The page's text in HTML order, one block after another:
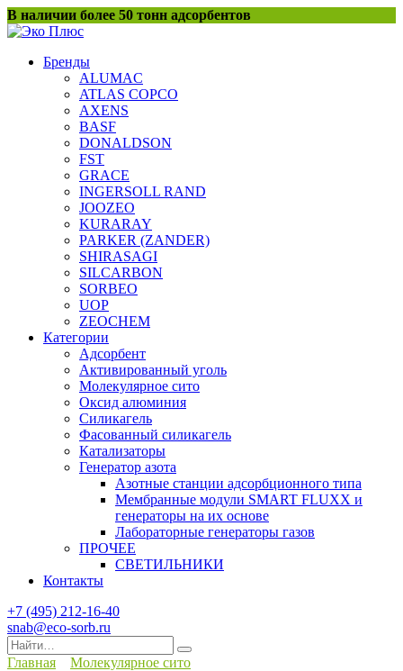
Перейти
к
В наличии более 50 тонн адсорбентов
Бренды
ALUMAC
ATLAS COPCO
AXENS
BASF
DONALDSON
FST
GRACE
INGERSOLL RAND
JOOZEO
KURARAY
PARKER (ZANDER)
SHIRASAGI
SILCARBON
SORBEO
UOP
ZEOCHEM
Категории
Адсорбент
Активированный уголь
Молекулярное сито
Оксид алюминия
Силикагель
Фасованный силикагель
Катализаторы
Генератор азота
Азотные станции адсорбционного типа
Мембранные модули SMART FLUXX и
генераторы на их основе
Лабораторные генераторы газов
ПРОЧЕЕ
СВЕТИЛЬНИКИ
Контакты
+7 (495) 212-16-40
snab@eco-sorb.ru
Search
for:
Главная Молекулярное сито